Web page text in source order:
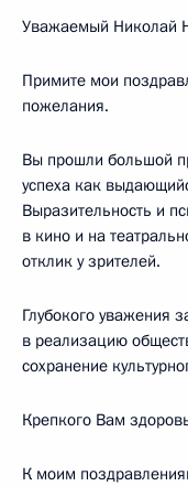
Уважаемый Николай
Примите мои
пожелания.
Вы прошли большой
успеха как
Выразительность и
в кино и на
отклик у зрителей.
Глубокого уважения
в реализацию
сохранение
Крепкого Вам
К моим